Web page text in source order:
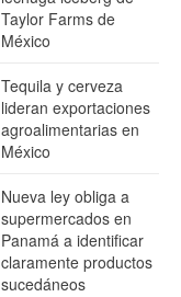
Taylor Farms de
México
Tequila y cerveza
lideran exportaciones
agroalimentarias en
México
Nueva ley obliga a
supermercados en
Panamá a identificar
claramente productos
sucedáneos